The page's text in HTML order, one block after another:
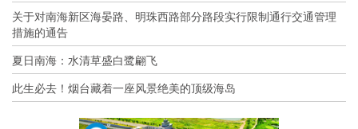
关于对南海新区海晏路、明珠西路部分路段实行限制通行交通管理
措施的通告
夏日南海：水清草盛白鹭翩飞
此生必去！烟台藏着一座风景绝美的顶级海岛